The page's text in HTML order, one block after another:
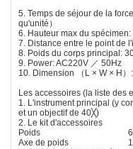
5. Temps de séjour de la
qu'unité）
6. Hauteur max du spécimen:
7. Distance entre le point de
8. Poids du corps principal:
9. Power: AC220V ／ 50Hz
10. Dimension （L × W × H
Les accessoires (la liste des
1. L'instrument principal (y
et un objectif de 40╳)
2. Le kit d'accessoires
Poids
Axe de poids